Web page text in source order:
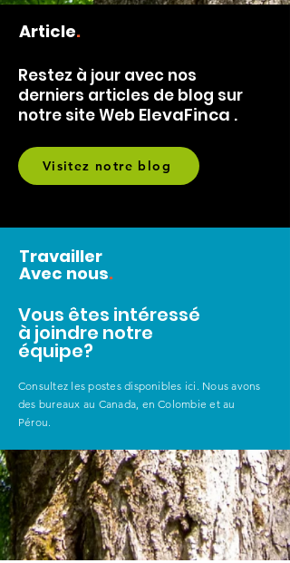
Article.
Restez à jour avec nos
derniers articles de blog sur
notre site Web ElevaFinca .
Visitez notre blog
Travailler
Avec nous.
Vous êtes intéressé
à joindre notre
équipe?
Consultez les postes disponibles ici. Nous avons
des bureaux au Canada, en Colombie et au
Pérou.